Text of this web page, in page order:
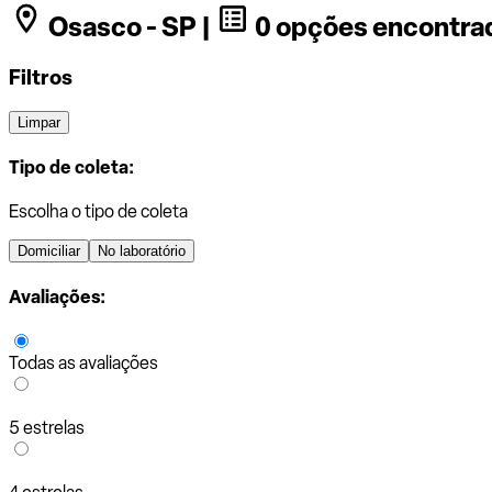
Osasco - SP | 0 opções
Filtros
Limpar
Tipo de coleta:
Escolha o tipo de coleta
Domiciliar No laboratório
Avaliações:
Todas as avaliações
5 estrelas